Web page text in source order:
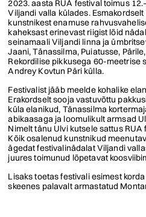
2023. aasta RUA festival toimus
Viljandi valla külades.
kunstnikest enamuse
kaheksast erinevast riigist lõid
seinamaali Viljandi linna ja
Jaani, Tänassilma, Puiatusse,
Rekordilise pikkusega 60-meetrise
Andrey Kovtun Päri külla.
Festivalist jääb meelde kohalike
Erakordselt sooja vastuvõttu
küla elanikud, Tänassilma
abikaasaga ja loomulikult armsad
Nimelt tänu Ulvi kutsele sattus
Kõik osalenud kunstnikud
ägedat festivalinädalat Viljandi
juures toimunud lõpetavat
Lisaks toetas festivali esimest
skeenes palavalt armastatud